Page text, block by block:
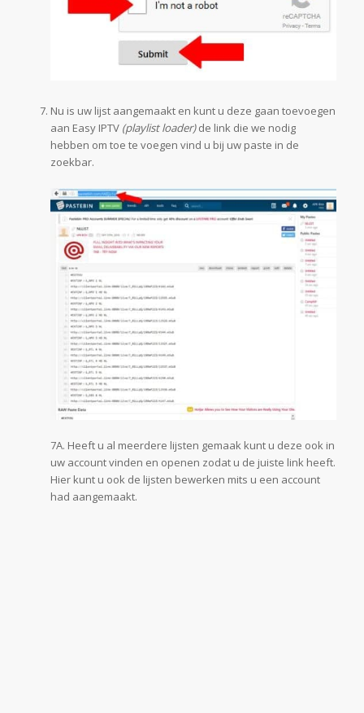
Nu is uw lijst aangemaakt en kunt u deze gaan toevoegen
aan Easy IPTV(playlist loader)de link die we nodig
hebben om toe te voegen vind u bij uw paste in de
zoekbar.
7A. Heeft u al meerdere lijsten gemaak kunt u deze ook in
uw account vinden en openen zodat u de juiste link heeft.
Hier kunt u ook de lijsten bewerken mits u een account
had aangemaakt.